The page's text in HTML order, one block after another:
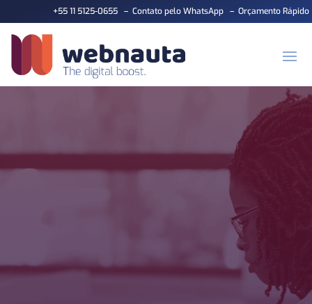
+55 11 5125-0655– Contato pelo WhatsApp– Orçamento Rápido